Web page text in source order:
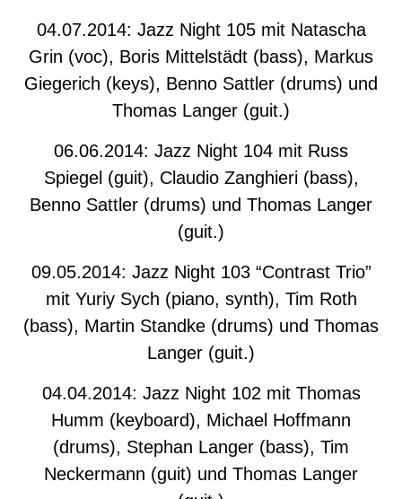
04.07.2014: Jazz Night 105 mit Natascha
Grin (voc), Boris Mittelstädt (bass), Markus
Giegerich (keys), Benno Sattler (drums) und
Thomas Langer (guit.)
06.06.2014: Jazz Night 104 mit Russ
Spiegel (guit), Claudio Zanghieri (bass),
Benno Sattler (drums) und Thomas Langer
(guit.)
09.05.2014: Jazz Night 103 “Contrast Trio”
mit Yuriy Sych (piano, synth), Tim Roth
(bass), Martin Standke (drums) und Thomas
Langer (guit.)
04.04.2014: Jazz Night 102 mit Thomas
Humm (keyboard), Michael Hoffmann
(drums), Stephan Langer (bass), Tim
Neckermann (guit) und Thomas Langer